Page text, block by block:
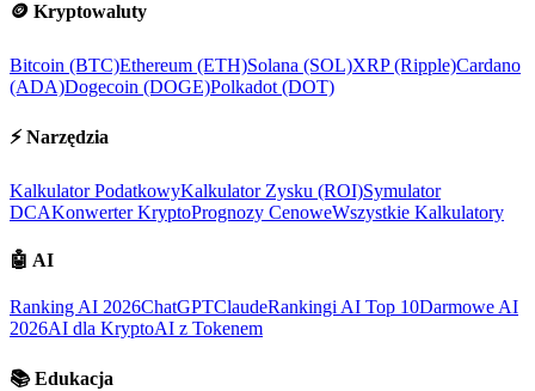
🪙 Kryptowaluty
Bitcoin (BTC)Ethereum (ETH)Solana (SOL)XRP (Ripple)Cardano
(ADA)Dogecoin (DOGE)Polkadot (DOT)
⚡ Narzędzia
Kalkulator PodatkowyKalkulator Zysku (ROI)Symulator
DCAKonwerter KryptoPrognozy CenoweWszystkie Kalkulatory
🤖 AI
Ranking AI 2026ChatGPTClaudeRankingi AI Top 10Darmowe AI
2026AI dla KryptoAI z Tokenem
📚 Edukacja